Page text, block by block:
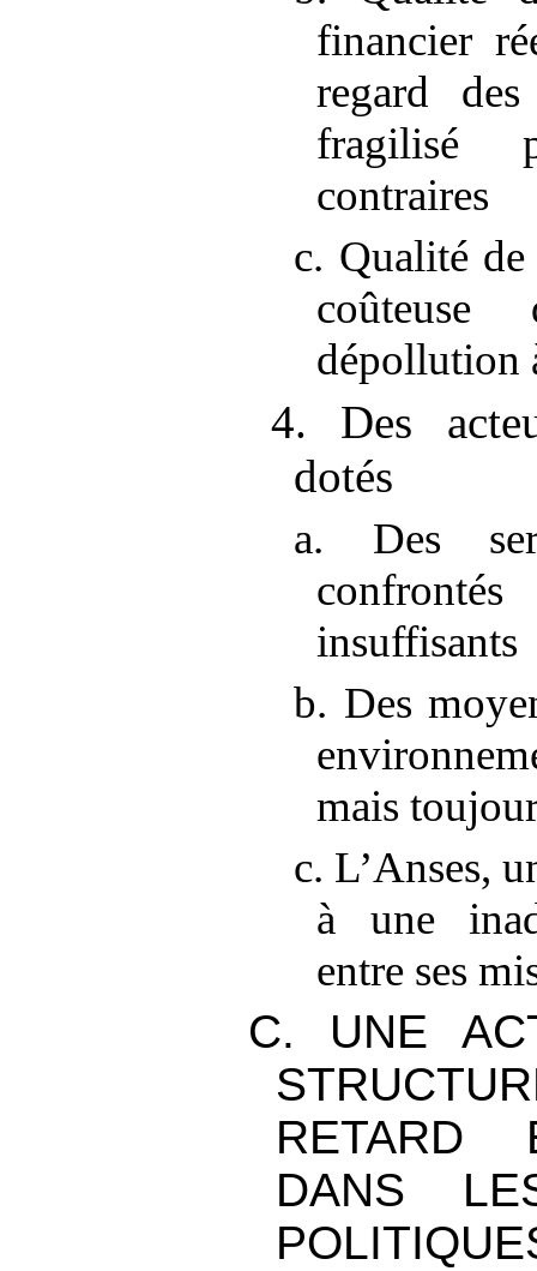
financier
regard
fragilisé
contraires
c. Qualité de
dépollution
4. Des
dotés
a. Des
insuffisants
b. Des
mais
c. L’Anses,
à une
entre ses
C. UNE
RETARD
DANS